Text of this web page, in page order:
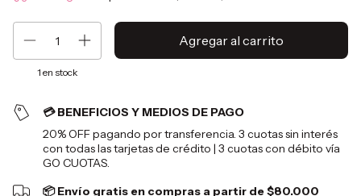
1 en stock
💳 BENEFICIOS Y MEDIOS DE PAGO
20% OFF pagando por transferencia. 3 cuotas sin interés
con todas las tarjetas de crédito | 3 cuotas con débito vía
GO CUOTAS.
📦 Envío gratis en compras a partir de $80.000